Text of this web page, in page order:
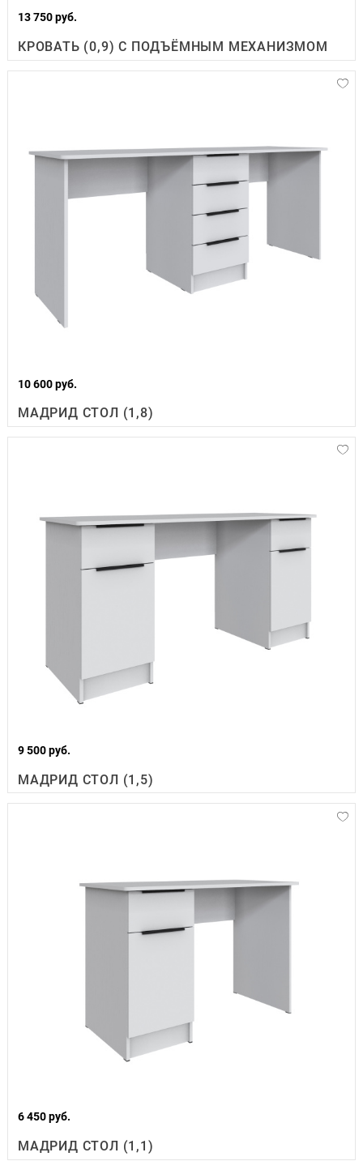
13 750 руб.
КРОВАТЬ (0,9) С ПОДЪЁМНЫМ МЕХАНИЗМОМ
10 600 руб.
МАДРИД СТОЛ (1,8)
9 500 руб.
МАДРИД СТОЛ (1,5)
6 450 руб.
МАДРИД СТОЛ (1,1)